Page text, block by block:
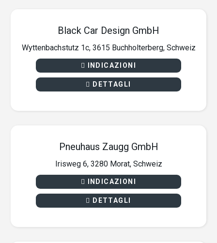
Black Car Design GmbH
Wyttenbachstutz 1c, 3615 Buchholterberg, Schweiz
INDICAZIONI
DETTAGLI
Pneuhaus Zaugg GmbH
Irisweg 6, 3280 Morat, Schweiz
INDICAZIONI
DETTAGLI